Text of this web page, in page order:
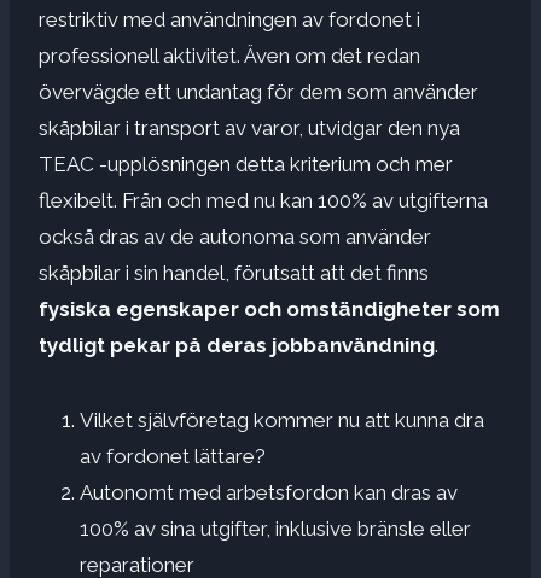
restriktiv med användningen av fordonet i
professionell aktivitet. Även om det redan
övervägde ett undantag för dem som använder
skåpbilar i transport av varor, utvidgar den nya
TEAC -upplösningen detta kriterium och mer
flexibelt. Från och med nu kan 100% av utgifterna
också dras av de autonoma som använder
skåpbilar i sin handel, förutsatt att det finns
fysiska egenskaper och omständigheter som
tydligt pekar på deras jobbanvändning.
Vilket självföretag kommer nu att kunna dra
av fordonet lättare?
Autonomt med arbetsfordon kan dras av
100% av sina utgifter, inklusive bränsle eller
reparationer